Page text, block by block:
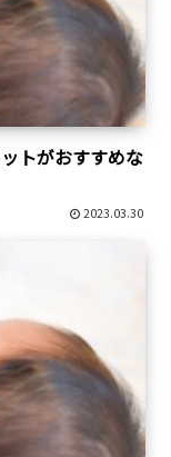
トがおすすめな
2023.03.30